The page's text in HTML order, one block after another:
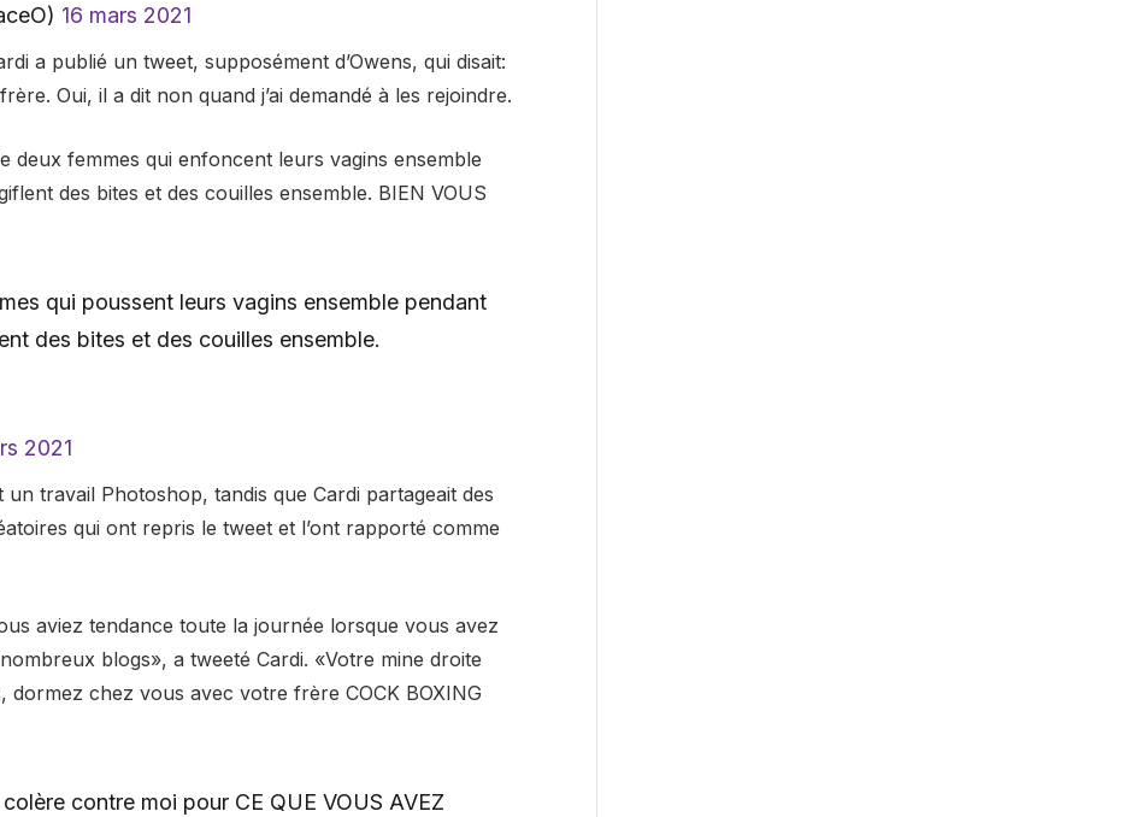
16 mars 2021
a publié un tweet, supposément d’Owens, qui disait:
Oui, il a dit non quand j’ai demandé à les rejoindre.
deux femmes qui enfoncent leurs vagins ensemble
des bites et des couilles ensemble. BIEN VOUS
qui poussent leurs vagins ensemble pendant
des bites et des couilles ensemble.
2021
travail Photoshop, tandis que Cardi partageait des
qui ont repris le tweet et l’ont rapporté comme
aviez tendance toute la journée lorsque vous avez
blogs», a tweeté Cardi. «Votre mine droite
chez vous avec votre frère COCK BOXING
contre moi pour CE QUE VOUS AVEZ